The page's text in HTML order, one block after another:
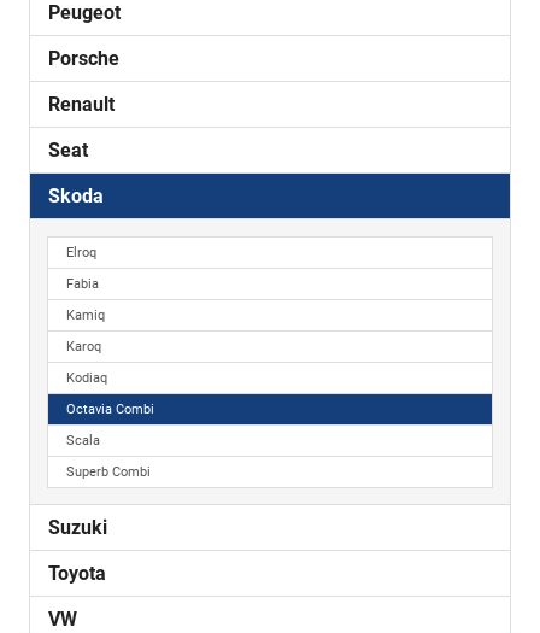
Peugeot
Porsche
Renault
Seat
Skoda
Elroq
Fabia
Kamiq
Karoq
Kodiaq
Octavia Combi
Scala
Superb Combi
Suzuki
Toyota
VW